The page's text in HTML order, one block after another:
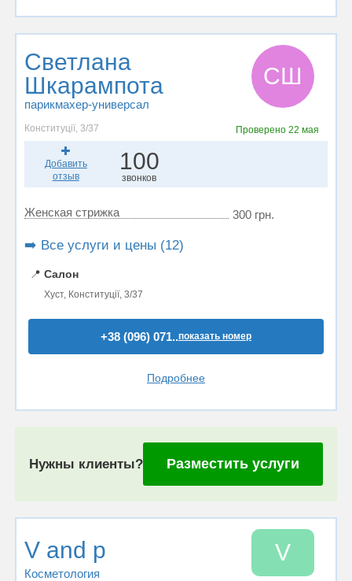
Светлана
Шкарампота
парикмахер-универсал
СШ
Конституції, 3/37 Проверено 22 мая
Добавить
отзыв
100
звонков
Женская стрижка 300 грн.
➡️ Все услуги и цены (12)
📍 Салон
Хуст, Конституції, 3/37
+38 (096) 071..показать номер
Подробнее
Нужны клиенты? Разместить услуги
V and p
Косметология
V